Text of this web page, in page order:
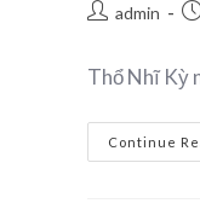
admin
Thổ Nhĩ Kỳ
Continue